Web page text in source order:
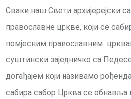
Сваки наш Свети архијерејски
православне цркве, који се
помјесним православним
суштински заједничко са
догађајем који називамо
сабира сабор Црква се обнавља